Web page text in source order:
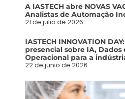
A IASTECH abre NOVAS
Analistas de Automação
21 de julio de 2026
IASTECH INNOVATION
presencial sobre IA, Dados
Operacional para a
22 de junio de 2026